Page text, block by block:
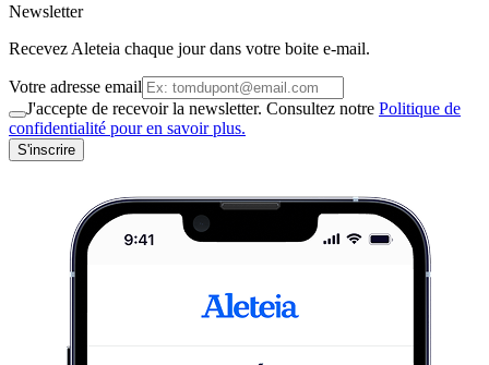
Newsletter
Recevez Aleteia chaque jour dans votre boite e-mail.
Votre adresse email
J'accepte de recevoir la newsletter. Consultez notre Politique de
confidentialité pour en savoir plus.
S'inscrire